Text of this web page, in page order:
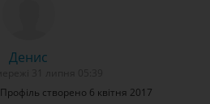
Денис
Профіль створено 6 квітня 2017